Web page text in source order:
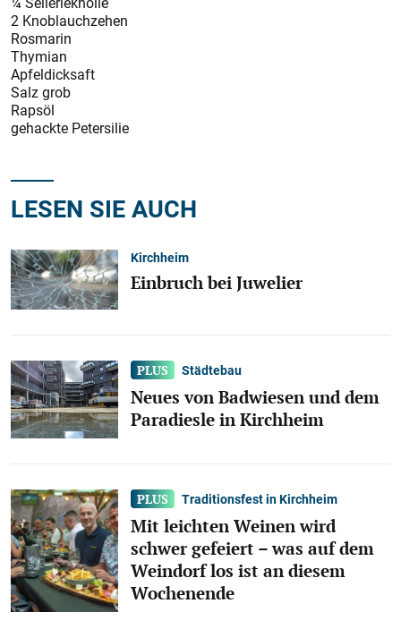
2 Knoblauchzehen
Rosmarin
Thymian
Apfeldicksaft
Salz grob
Rapsöl
gehackte Petersilie
LESEN SIE AUCH
Kirchheim
Einbruch bei Juwelier
Städtebau
Neues von Badwiesen und dem
Paradiesle in Kirchheim
Traditionsfest in Kirchheim
Mit leichten Weinen wird
schwer gefeiert – was auf dem
Weindorf los ist an diesem
Wochenende